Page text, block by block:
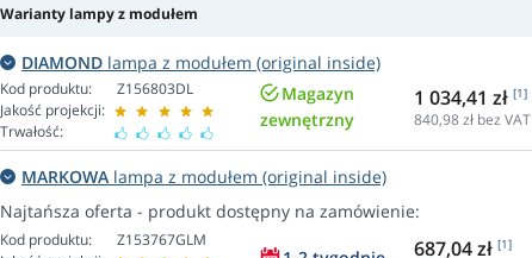
Warianty lampy z modułem
DIAMOND lampa z modułem (original inside)
Kod produktu:
Jakość projekcji:
Trwałość:
Z156803DL
Magazyn
zewnętrzny
1 034,41 zł [1]
840,98zł bez VAT
MARKOWA lampa z modułem (original inside)
Najtańsza oferta - produkt dostępny na zamówienie:
Kod produktu:
Z153767GLM 687,04 zł [1]